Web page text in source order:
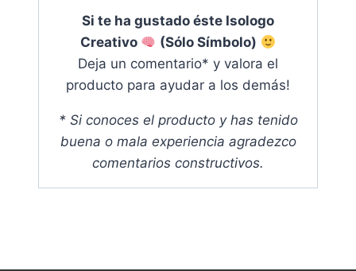
Si te ha gustado éste Isologo
Creativo
(Sólo Símbolo)
Deja un comentario* y valora el
producto para ayudar a los demás!
* Si conoces el producto y has tenido
buena o mala experiencia agradezco
comentarios constructivos.